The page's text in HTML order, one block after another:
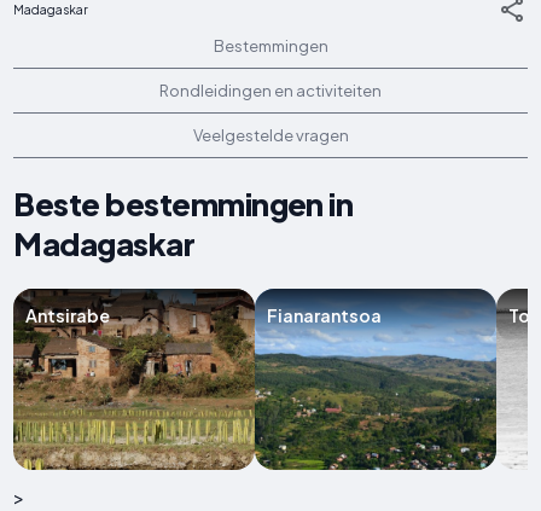
Madagaskar
Bestemmingen
Rondleidingen en activiteiten
Veelgestelde vragen
Beste bestemmingen in
Madagaskar
Antsirabe Fianarantsoa
>